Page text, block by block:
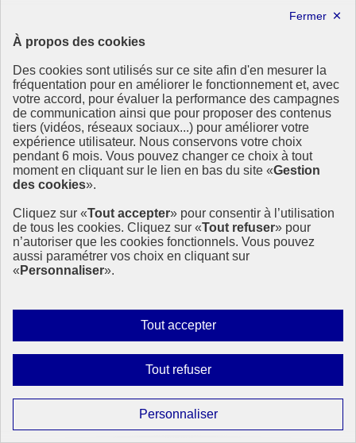
À propos des cookies
Des cookies sont utilisés sur ce site afin d'en mesurer la
fréquentation pour en améliorer le fonctionnement et, avec
votre accord, pour évaluer la performance des campagnes
de communication ainsi que pour proposer des contenus
tiers (vidéos, réseaux sociaux...) pour améliorer votre
expérience utilisateur. Nous conservons votre choix
pendant 6 mois. Vous pouvez changer ce choix à tout
moment en cliquant sur le lien en bas du site «Gestion
des cookies».
Cliquez sur «Tout accepter» pour consentir à l’utilisation
de tous les cookies. Cliquez sur «Tout refuser» pour
n’autoriser que les cookies fonctionnels. Vous pouvez
aussi paramétrer vos choix en cliquant sur
« Personnaliser».
Tout accepterAutoriser
tous
Tout refuserInterdire
tous
PersonnaliserParamétrer
les